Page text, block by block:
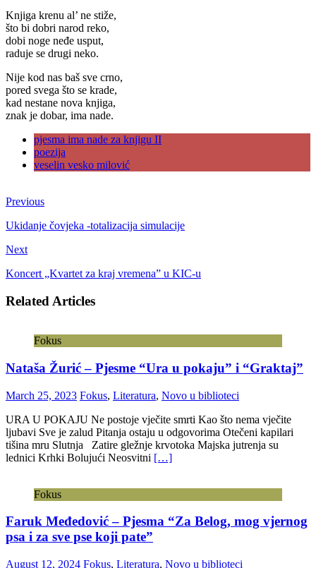
Knjiga krenu al’ ne stiže,
što bi dobri narod reko,
dobi noge neđe usput,
raduje se drugi neko.
Nije kod nas baš sve crno,
pored svega što se krade,
kad nestane nova knjiga,
znak je dobar, ima nade.
pjesma ima nade za knjigu II
poezija
veselin vesko milović
Previous
Ukidanje čovjeka -totalizacija simulacije
Next
Koncert „Kvartet za kraj vremena” u KIC-u
Related Articles
Fokus
Nataša Žurić – Pjesme “Ura u pokaju” i “Graktaj”
March 25, 2023 Fokus, Literatura, Novo u biblioteci
URA U POKAJU Ne postoje vječite smrti Kao što nema vječite
ljubavi Sve je zalud Pitanja ostaju u odgovorima Otečeni kapilari
tišina mru Slutnja Zatire gležnje krvotoka Majska jutrenja su
lednici Krhki Bolujući Neosvitni […]
Fokus
Faruk Međedović – Pjesma “Za Belog, mog vjernog
psa i za sve pse koji pate”
August 12, 2024 Fokus, Literatura, Novo u biblioteci